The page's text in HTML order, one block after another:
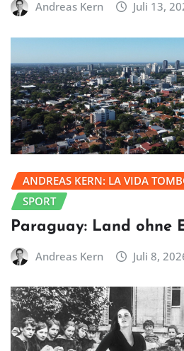
Andreas Kern Juli 13,
ANDREAS KERN: LA VIDA
SPORT
Paraguay: Land ohne
Andreas Kern Juli 8,